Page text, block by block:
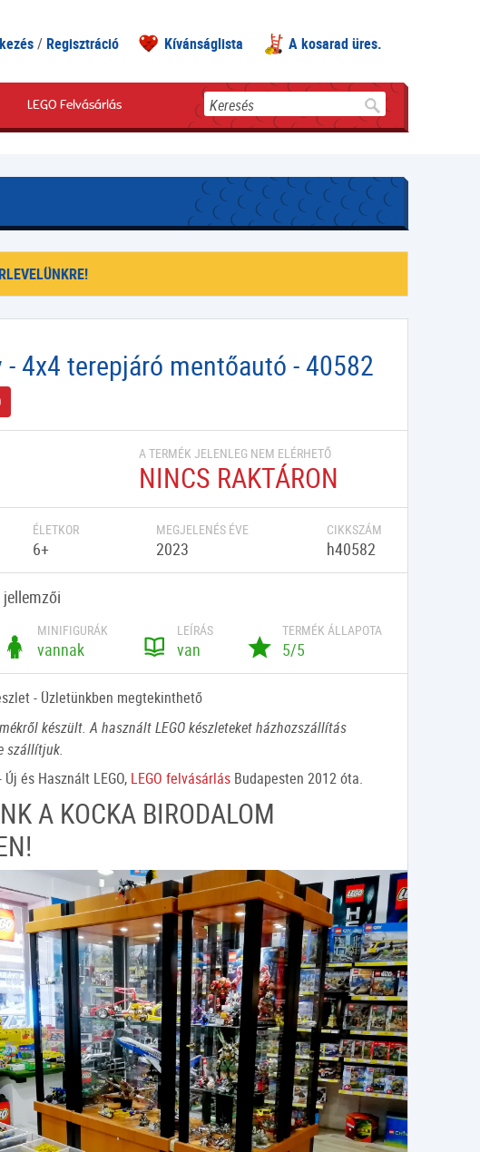
Regisztráció Kívánságlista A kosarad üres.
LEGO Felvásárlás Keresés
- 4x4 terepjáró mentőautó - 40582
A TERMÉK JELENLEG NEM ELÉRHETŐ
NINCS RAKTÁRON
ÉLETKOR
6+
MEGJELENÉS ÉVE
2023
CIKKSZÁM
h40582
MINIFIGURÁK
vannak
LEÍRÁS
van
TERMÉK ÁLLAPOTA
5/5
- Üzletünkben megtekinthető
készült. A használt LEGO készleteket házhozszállítás
szállítjuk.
és Használt LEGO, LEGO felvásárlás Budapesten 2012 óta.
A KOCKA BIRODALOM